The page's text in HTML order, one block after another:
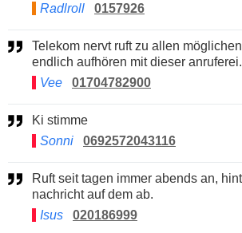
Radlroll
0157926
Telekom nervt ruft zu allen möglichen uhrzeiten an. sollen
endlich aufhören mit dieser anruferei.
Vee
01704782900
Ki stimme
Sonni
0692572043116
Ruft seit tagen immer abends an, hinterlässt aber keine
nachricht auf dem ab.
Isus
020186999